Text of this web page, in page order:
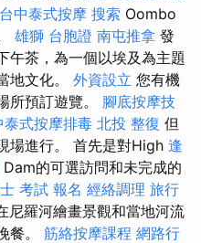
台中泰式按摩 搜索 Oombo
雄獅 台胞證 南屯推拿 發
午茶，為一個以埃及為主題
地文化。 外資設立 您有機
所預訂遊覽。 腳底按摩技
泰式按摩排毒 北投 整復 但
場進行。 首先是對High 逢
Dam的可選訪問和未完成的
考試 報名 經絡調理 旅行
尼羅河繪畫景觀和當地河流
餐。 筋絡按摩課程 網路行